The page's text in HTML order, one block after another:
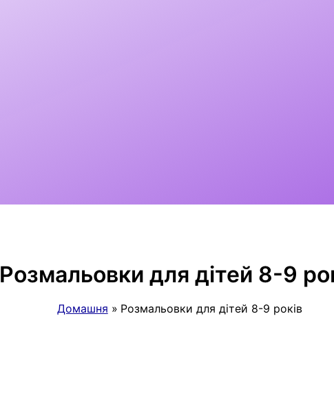
Розмальовки для дітей 8-9
Домашня Розмальовки для дітей 8-9 років